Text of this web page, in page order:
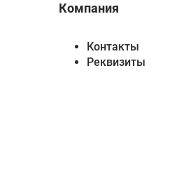
Компания
Контакты
Реквизиты